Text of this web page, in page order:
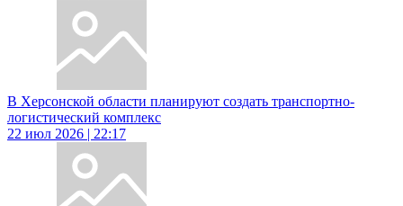
В Херсонской области планируют создать транспортно-
логистический комплекс
22 июл 2026 | 22:17